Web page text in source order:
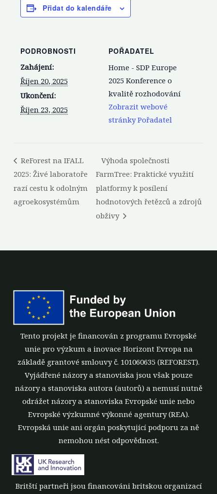
Přidat do kalendáře
PODROBNOSTI
Zahájení:
Říjen 20, 2025
Ukončení:
Říjen 23, 2025
POŘADATEL
Home - SDP Europe
2025 Konference o
kvalitě rozhodování
Zobrazit webové
stránky Pořadatel
ReForest na IFALL
2025: Živé laboratoře
razí cestu k odolným
agroekosystémům
Výhoda společnosti
FarmTree: Praktické využití
platformy k posílení
hodnotových řetězců a zdrojů
obživy
Tento projekt je financován z programu Evropské
unie pro výzkum a inovace Horizont Evropa na
základě grantové smlouvy č. 101060635 (REFOREST).
Vyjádřené názory a stanoviska jsou však pouze
názory a stanoviska autora (autorů) a nemusí nutně
odrážet názory a stanoviska Evropské unie nebo
Evropské výzkumné výkonné agentury (REA).
Evropská unie ani orgán poskytující podporu za ně
nemohou nést odpovědnost.
Britští partneři jsou financováni britskou organizací